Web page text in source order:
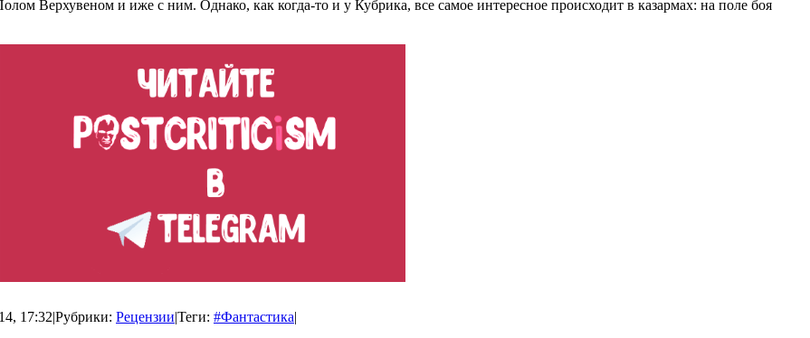
Верхувеном и иже с ним. Однако, как когда-то и у Кубрика, все самое интересное происходит в казармах: на поле боя
17:32|Рубрики: Рецензии|Теги: #Фантастика|